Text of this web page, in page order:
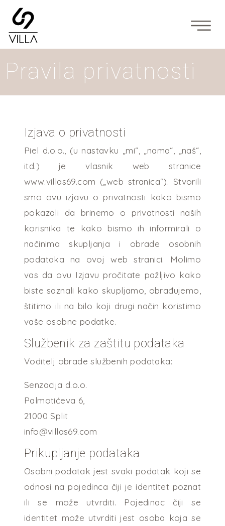
Main Navigation
Pravila privatnosti
Izjava o privatnosti
Piel d.o.o., (u nastavku „mi“, „nama“, „naš“,
itd.) je vlasnik web stranice
www.villas69.com („web stranica“). Stvorili
smo ovu izjavu o privatnosti kako bismo
pokazali da brinemo o privatnosti naših
korisnika te kako bismo ih informirali o
načinima skupljanja i obrade osobnih
podataka na ovoj web stranici. Molimo
vas da ovu Izjavu pročitate pažljivo kako
biste saznali kako skupljamo, obrađujemo,
štitimo ili na bilo koji drugi način koristimo
vaše osobne podatke.
Službenik za zaštitu podataka
Voditelj obrade službenih podataka:
Senzacija d.o.o.
Palmotićeva 6,
21000 Split
info@villas69.com
Prikupljanje podataka
Osobni podatak jest svaki podatak koji se
odnosi na pojedinca čiji je identitet poznat
ili se može utvrditi. Pojedinac čiji se
identitet može utvrditi jest osoba koja se